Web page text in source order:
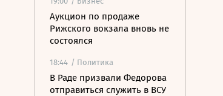
Аукцион по продаже
Рижского вокзала вновь не
состоялся
18:44 / Политика
В Раде призвали Федорова
отправиться служить в ВСУ